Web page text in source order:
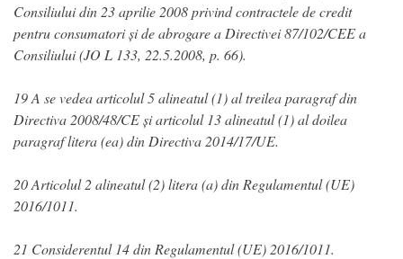
Consiliului din 23 aprilie 2008 privind contractele de credit
pentru consumatori și de abrogare a Directivei 87/102/CEE a
Consiliului (JO L 133, 22.5.2008, p. 66).
19 A se vedea articolul 5 alineatul (1) al treilea paragraf din
Directiva 2008/48/CE și articolul 13 alineatul (1) al doilea
paragraf litera (ea) din Directiva 2014/17/UE.
20 Articolul 2 alineatul (2) litera (a) din Regulamentul (UE)
2016/1011.
21 Considerentul 14 din Regulamentul (UE) 2016/1011.